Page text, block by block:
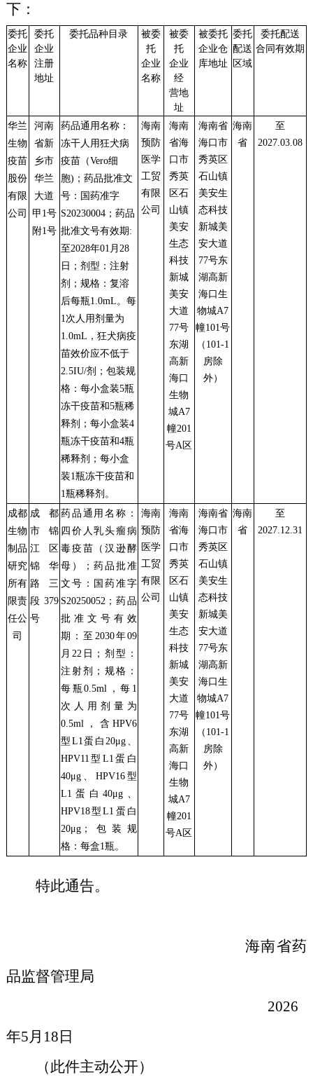
下：
委托
企业
名称
委托
企业
注册
地址
委托品种目录
被委
托
企业
名称
被委
托
企业
经
营地
址
被委托
企业仓
库地址
委托
配送
区域
委托配送
合同有效期
华兰
生物
疫苗
股份
有限
公司
河南
省新
乡市
华兰
大道
甲1号
附1号
药品通用名称：
冻干人用狂犬病
疫苗（Vero细
胞) ；药品批准文
号：国药准字
S20230004； 药品
批准文号有效期:
至2028年01月28
日 ；剂型：注射
剂 ； 规格： 复溶
后每瓶1.0mL。每
1次人用剂量为
1.0mL，狂犬病疫
苗效价应不低于
2.5IU/剂；包装规
格：每小盒装5瓶
冻干疫苗和5瓶稀
释剂；每小盒装4
瓶冻干疫苗和4瓶
稀释剂；每小盒
装1瓶冻干疫苗和
1瓶稀释剂。
海南
预防
医学
工贸
有限
公司
海南
省海
口市
秀英
区石
山镇
美安
生态
科技
新城
美安
大道
77号
东湖
高新
海口
生物
城A7
幢201
号A区
海南省
海口市
秀英区
石山镇
美安生
态科技
新城美
安大道
77号东
湖高新
海口生
物城A7
幢101号
（101-1
房除
外）
海南
省
至
2027.03.08
成都
生物
制品
研究
所有
限责
任公
司
成都
市锦
江区
锦华
路三
段379
号
药品通用名称：
四价人乳头瘤病
毒疫苗（汉逊酵
母）
； 药品批准
文号 ： 国药准字
S20250052；药品
批准文号有效
期： 至2030年09
月22日
；剂型：
注射剂；规格：
每瓶0.5ml，每1
次人用剂量为
0.5ml，含HPV6
型L1蛋白20μg、
HPV11型L1蛋白
40μg、HPV16型
L1蛋白40μg、
HPV18型L1蛋白
20μg；包装规
格：每盒1瓶。
海南
预防
医学
工贸
有限
公司
海南
省海
口市
秀英
区石
山镇
美安
生态
科技
新城
美安
大道
77号
东湖
高新
海口
生物
城A7
幢201
号A区
海南省
海口市
秀英区
石山镇
美安生
态科技
新城美
安大道
77号东
湖高新
海口生
物城A7
幢101号
（101-1
房除
外）
海南
省
至
2027.12.31
特此通告。
海南省药
品监督管理局
2026
年5月18日
（此件主动公开）